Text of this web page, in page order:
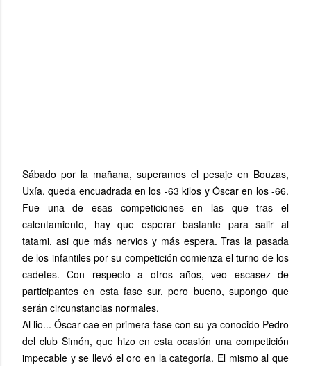
Sábado por la mañana, superamos el pesaje en Bouzas,
Uxía, queda encuadrada en los -63 kilos y Óscar en los -66.
Fue una de esas competiciones en las que tras el
calentamiento, hay que esperar bastante para salir al
tatami, asi que más nervios y más espera. Tras la pasada
de los infantiles por su competición comienza el turno de los
cadetes. Con respecto a otros años, veo escasez de
participantes en esta fase sur, pero bueno, supongo que
serán circunstancias normales.
Al lio... Óscar cae en primera fase con su ya conocido Pedro
del club Simón, que hizo en esta ocasión una competición
impecable y se llevó el oro en la categoría. El mismo al que